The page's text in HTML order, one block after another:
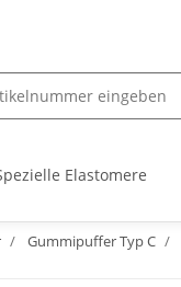
Elastomere
Gummipuffer Typ C